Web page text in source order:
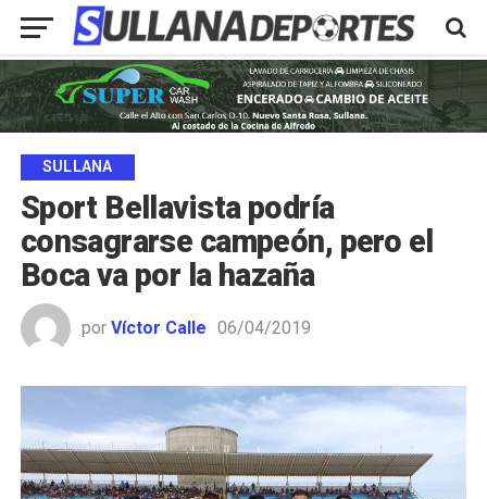
SULLANA
Sport Bellavista podría
consagrarse campeón, pero el
Boca va por la hazaña
por Víctor Calle 06/04/2019